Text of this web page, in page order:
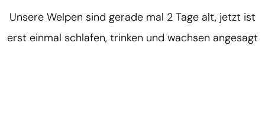
Unsere Welpen sind gerade mal 2 Tage alt, jetzt ist
erst einmal schlafen, trinken und wachsen angesagt